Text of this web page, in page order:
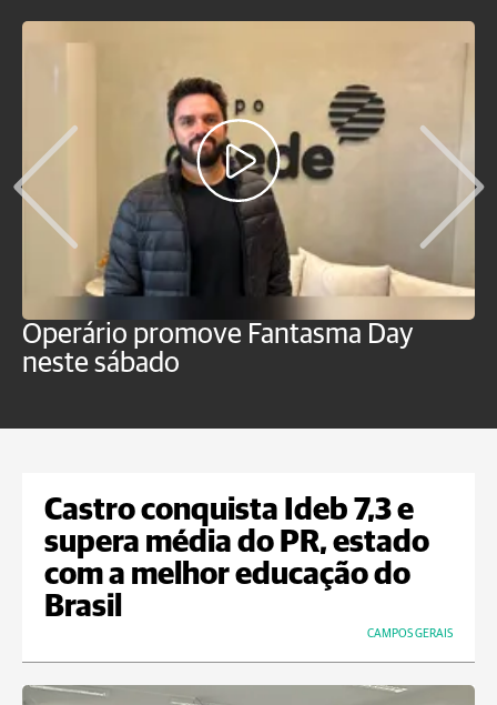
Operário promove Fantasma Day
neste sábado
Castro conquista Ideb 7,3 e
supera média do PR, estado
com a melhor educação do
Brasil
CAMPOS GERAIS